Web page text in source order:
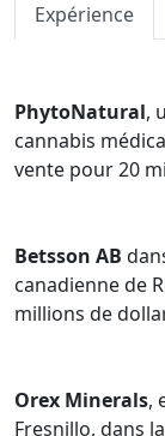
Expérience
PhytoNatural,
cannabis
vente pour 20
Betsson AB
canadienne de
millions de
Orex Minerals,
Fresnillo, dans